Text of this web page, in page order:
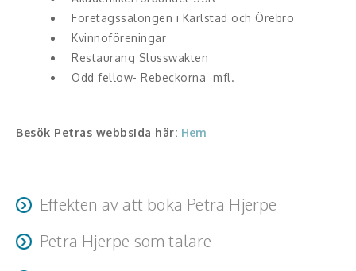
Kommunikation och media
Ledarskap, medarbetarskap, HR
Målsättning, motivation, attityd
Omvärld, politik, juridik
Pedagogik, skola, föräldraskap
Företagssalongen i Karlstad och Örebro
Kvinnoföreningar
Restaurang Slusswakten
Odd fellow- Rebeckorna mfl.
Besök Petras webbsida här: Hem
Effekten av att boka Petra Hjerpe
Deltagarna får energi, glädje och konkreta verktyg för
Petra Hjerpe som talare